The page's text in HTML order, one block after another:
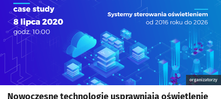
organizatorzy
Nowoczesne technologie usprawniają oświetlenie